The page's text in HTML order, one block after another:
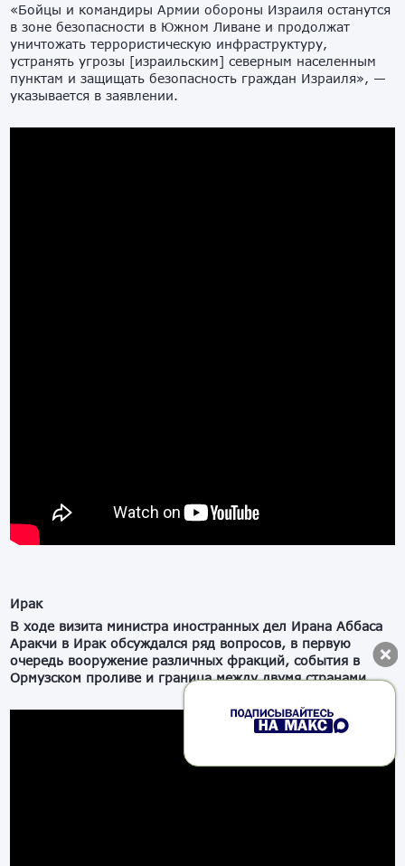
«Бойцы и командиры Армии обороны Израиля останутся
в зоне безопасности в Южном Ливане и продолжат
уничтожать террористическую инфраструктуру,
устранять угрозы [израильским] северным населенным
пунктам и защищать безопасность граждан Израиля», —
указывается в заявлении.
Ирак
В ходе визита министра иностранных дел Ирана Аббаса
Аракчи в Ирак обсуждался ряд вопросов, в первую
очередь вооружение различных фракций, события в
Ормузском проливе и граница между двумя странами.